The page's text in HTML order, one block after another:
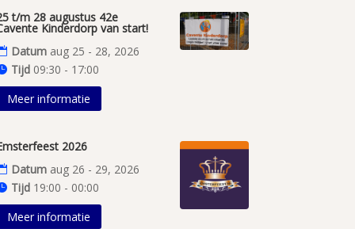
t/m 28 augustus 42e
Kinderdorp van start!
Datum aug 25 - 28, 2026
Tijd 09:30 - 17:00
Meer informatie
2026
Datum aug 26 - 29, 2026
Tijd 19:00 - 00:00
Meer informatie